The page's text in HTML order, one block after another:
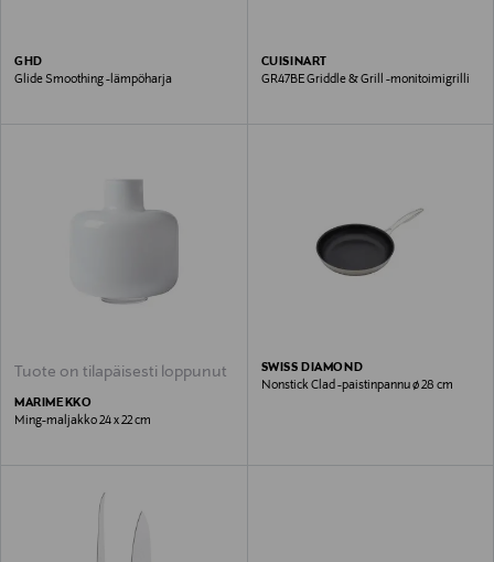
GHD
Glide Smoothing -lämpöharja
CUISINART
GR47BE Griddle & Grill -monitoimigrilli
Tuote on tilapäisesti loppunut
MARIMEKKO
Ming-maljakko 24 x 22 cm
SWISS DIAMOND
Nonstick Clad -paistinpannu ø 28 cm